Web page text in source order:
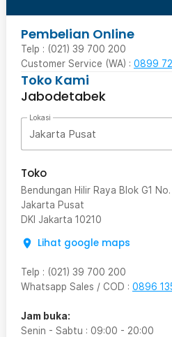
Pembelian Online
Telp : (021) 39 700 200
Customer Service (WA) : 0899
Toko Kami
Jabodetabek
Lokasi
Jakarta Pusat
Toko
Bendungan Hilir Raya Blok G1 No.
Jakarta Pusat
DKI Jakarta 10210
Lihat google maps
Telp : (021) 39 700 200
Whatsapp Sales / COD : 0896
Jam buka:
Senin - Sabtu : 09:00 - 20:00